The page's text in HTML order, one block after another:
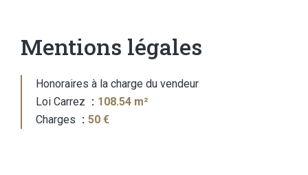
Mentions légales
Honoraires à la charge du vendeur
Loi Carrez
108.54 m²
Charges
50 €